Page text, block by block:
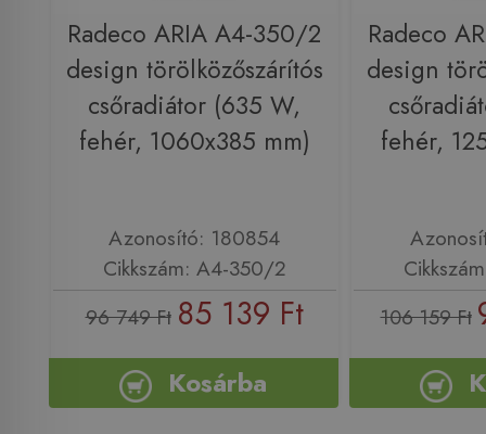
Radeco ARIA A4-350/2
design törölközőszárítós
csőradiátor (635 W,
fehér, 1060x385 mm)
Azonosító: 180854
Cikkszám: A4-350/2
96 749 Ft 85 139 Ft
Kosárba
Radeco
design
fehér,
106 159 Ft